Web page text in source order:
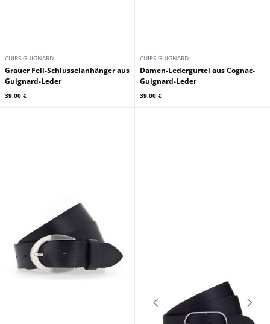
CUIRS GUIGNARD
Grauer Fell-Schlusselanhänger aus
Guignard-Leder
39,00 €
CUIRS GUIGNARD
Damen-Ledergurtel aus Cognac-
Guignard-Leder
39,00 €